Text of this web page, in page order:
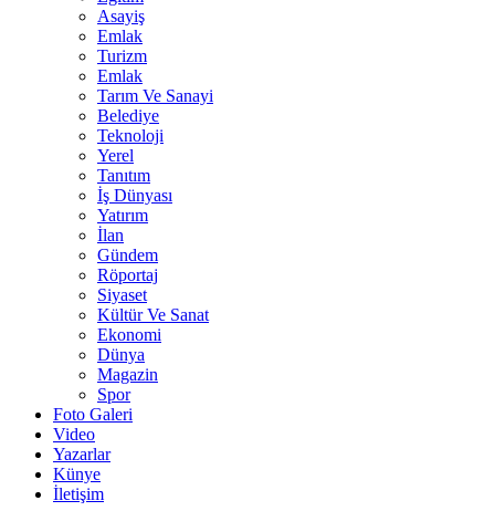
Asayiş
Emlak
Turizm
Emlak
Tarım Ve Sanayi
Belediye
Teknoloji
Yerel
Tanıtım
İş Dünyası
Yatırım
İlan
Gündem
Röportaj
Siyaset
Kültür Ve Sanat
Ekonomi
Dünya
Magazin
Spor
Foto Galeri
Video
Yazarlar
Künye
İletişim